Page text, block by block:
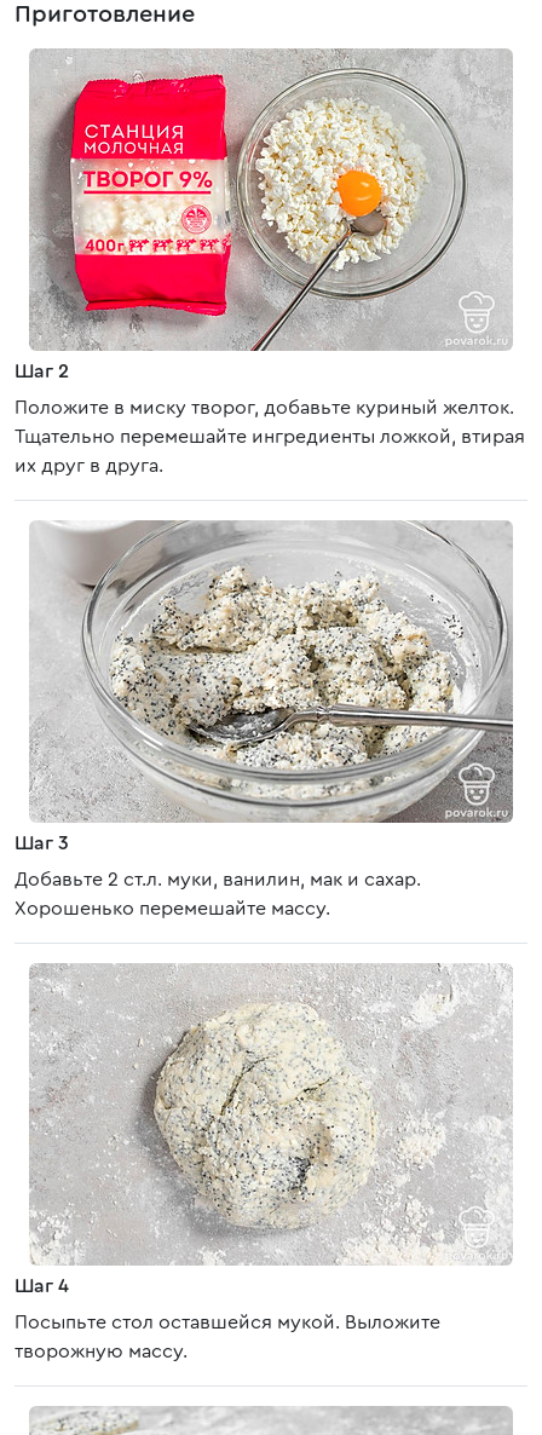
Приготовление
Шаг 2
Положите в миску творог, добавьте куриный желток.
Тщательно перемешайте ингредиенты ложкой, втирая
их друг в друга.
Шаг 3
Добавьте 2 ст.л. муки, ванилин, мак и сахар.
Хорошенько перемешайте массу.
Шаг 4
Посыпьте стол оставшейся мукой. Выложите
творожную массу.